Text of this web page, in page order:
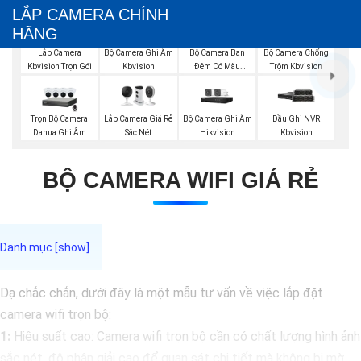
LẮP CAMERA CHÍNH
HÃNG
Lắp Camera
Kbvision Trọn Gói
Bộ Camera Ghi Âm
Kbvision
Bộ Camera Ban
Đêm Có Màu
Bộ Camera Chống
Trộm Kbvision
Trọn Bộ Camera
Dahua Ghi Âm
Lắp Camera Giá Rẻ
Sắc Nét
Bộ Camera Ghi Âm
Hikvision
Đầu Ghi NVR
Kbvision
BỘ CAMERA WIFI GIÁ RẺ
Dạ chắc chắn, dưới đây là một mẫu tư vấn về việc lắp đặt
camera wifi trọn bộ:
1: Hiệu suất cao: Camera wifi trọn bộ cần có chất lượng hình ảnh